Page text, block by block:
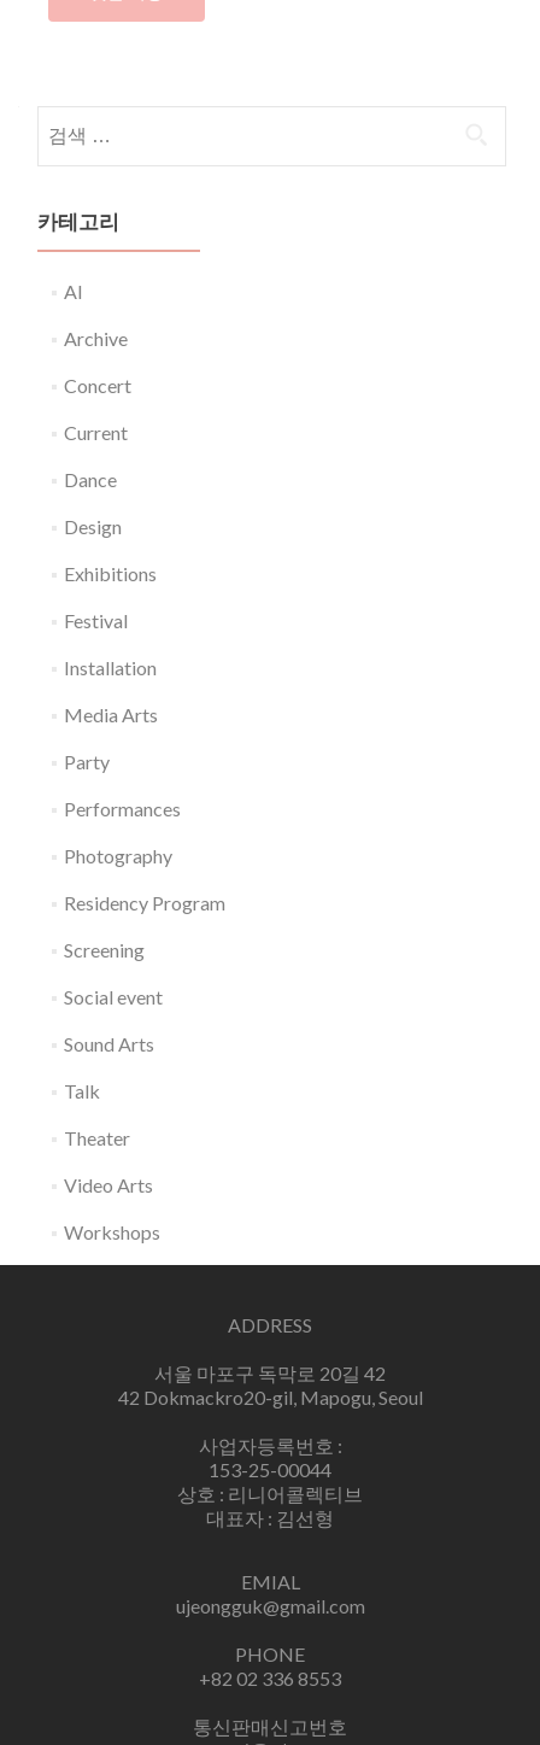
카테고리
AI
Archive
Concert
Current
Dance
Design
Exhibitions
Festival
Installation
Media Arts
Party
Performances
Photography
Residency Program
Screening
Social event
Sound Arts
Talk
Theater
Video Arts
Workshops
ADDRESS
서울 마포구 독막로 20길 42
42 Dokmackro20-gil, Mapogu, Seoul
사업자등록번호 :
153-25-00044
상호 : 리니어콜렉티브
대표자 : 김선형
EMIAL
ujeongguk@gmail.com
PHONE
+82 02 336 8553
통신판매신고번호